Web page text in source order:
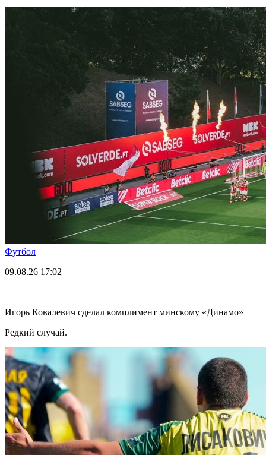
Футбол
09.08.26 17:02
Игорь Ковалевич сделал комплимент минскому «Динамо»
Редкий случай.